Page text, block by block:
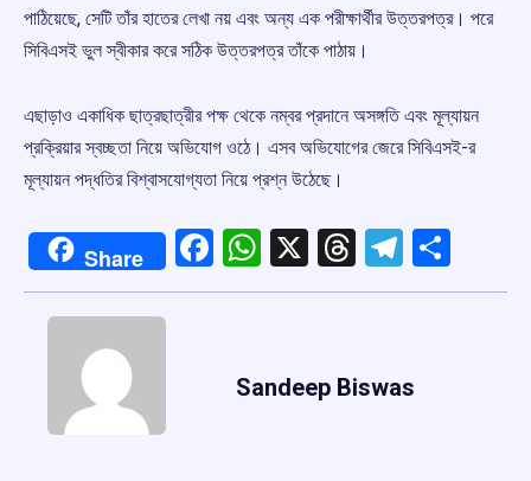
পাঠিয়েছে, সেটি তাঁর হাতের লেখা নয় এবং অন্য এক পরীক্ষার্থীর উত্তরপত্র। পরে
সিবিএসই ভুল স্বীকার করে সঠিক উত্তরপত্র তাঁকে পাঠায়।
এছাড়াও একাধিক ছাত্রছাত্রীর পক্ষ থেকে নম্বর প্রদানে অসঙ্গতি এবং মূল্যায়ন
প্রক্রিয়ার স্বচ্ছতা নিয়ে অভিযোগ ওঠে। এসব অভিযোগের জেরে সিবিএসই-র
মূল্যায়ন পদ্ধতির বিশ্বাসযোগ্যতা নিয়ে প্রশ্ন উঠেছে।
Share Facebook
WhatsApp
X Threads
Sandeep Biswas